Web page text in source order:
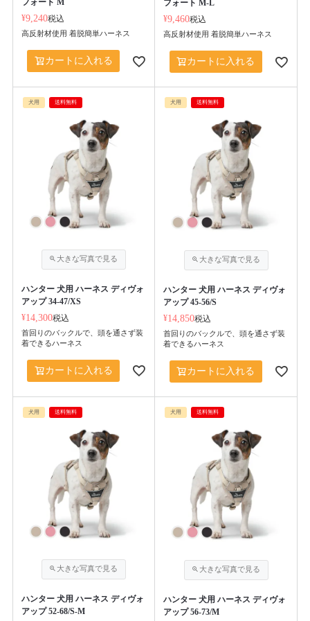
フォート M
¥9,240税込
高反射材使用 着脱簡単ハーネス
カートに入れる
フォート M-L
¥9,460税込
高反射材使用 着脱簡単ハーネス
カートに入れる
犬用 送料無料
ハンター 犬用 ハーネス ディヴォ
アップ 34-47/XS
¥14,300税込
首回りのバックルで、頭を通さず装
着できるハーネス
カートに入れる
犬用 送料無料
ハンター 犬用 ハーネス ディヴォ
アップ 45-56/S
¥14,850税込
首回りのバックルで、頭を通さず装
着できるハーネス
カートに入れる
犬用 送料無料
ハンター 犬用 ハーネス ディヴォ
アップ 52-68/S-M
犬用 送料無料
ハンター 犬用 ハーネス ディヴォ
アップ 56-73/M